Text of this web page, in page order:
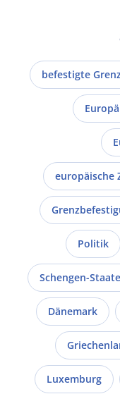
befestigte
europäische
Politik
Schengen-
Dänemark
Luxemburg